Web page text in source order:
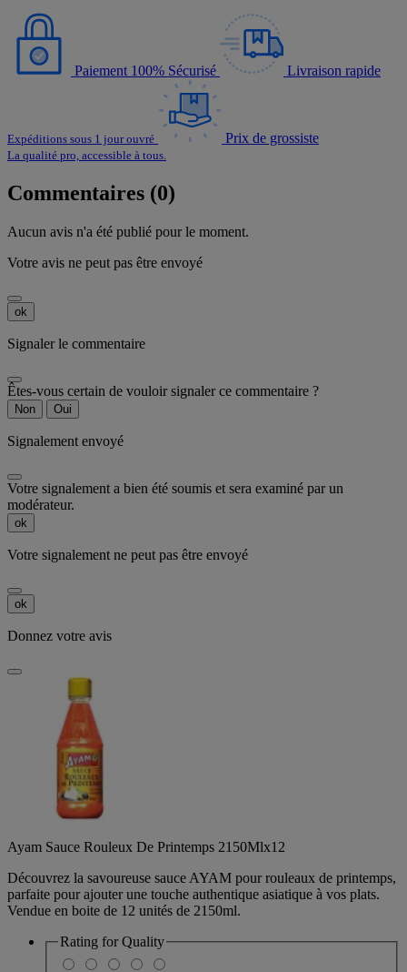
Paiement 100% Sécurisé Livraison rapide
Expéditions sous 1 jour ouvré Prix de grossiste
La qualité pro, accessible à tous.
Commentaires (0)
Aucun avis n'a été publié pour le moment.
Votre avis ne peut pas être envoyé
ok
Signaler le commentaire
Êtes-vous certain de vouloir signaler ce commentaire ?
Non Oui
Signalement envoyé
Votre signalement a bien été soumis et sera examiné par un
modérateur.
ok
Votre signalement ne peut pas être envoyé
ok
Donnez votre avis
Ayam Sauce Rouleux De Printemps 2150Mlx12
Découvrez la savoureuse sauce AYAM pour rouleaux de printemps,
parfaite pour ajouter une touche authentique asiatique à vos plats.
Vendue en boite de 12 unités de 2150ml.
Rating forQuality